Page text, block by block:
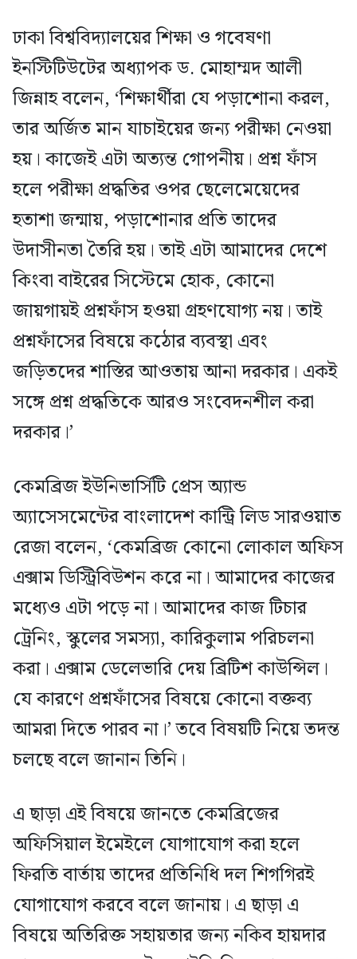
ঢাকা বিশ্ববিদ্যালয়ের শিক্ষা ও গবেষণা
ইনস্টিটিউটের অধ্যাপক ড. মোহাম্মদ আলী
জিন্নাহ বলেন, ‘শিক্ষার্থীরা যে পড়াশোনা করল,
তার অর্জিত মান যাচাইয়ের জন্য পরীক্ষা নেওয়া
হয়। কাজেই এটা অত্যন্ত গোপনীয়। প্রশ্ন ফাঁস
হলে পরীক্ষা প্রদ্ধতির ওপর ছেলেমেয়েদের
হতাশা জন্মায়, পড়াশোনার প্রতি তাদের
উদাসীনতা তৈরি হয়। তাই এটা আমাদের দেশে
কিংবা বাইরের সিস্টেমে হোক, কোনো
জায়গায়ই প্রশ্নফাঁস হওয়া গ্রহণযোগ্য নয়। তাই
প্রশ্নফাঁসের বিষয়ে কঠোর ব্যবস্থা এবং
জড়িতদের শাস্তির আওতায় আনা দরকার। একই
সঙ্গে প্রশ্ন প্রদ্ধতিকে আরও সংবেদনশীল করা
দরকার।’
কেমব্রিজ ইউনিভার্সিটি প্রেস অ্যান্ড
অ্যাসেসমেন্টের বাংলাদেশ কান্ট্রি লিড সারওয়াত
রেজা বলেন, ‘কেমব্রিজ কোনো লোকাল অফিস
এক্সাম ডিস্ট্রিবিউশন করে না। আমাদের কাজের
মধ্যেও এটা পড়ে না। আমাদের কাজ টিচার
ট্রেনিং, স্কুলের সমস্যা, কারিকুলাম পরিচলনা
করা। এক্সাম ডেলেভারি দেয় ব্রিটিশ কাউন্সিল।
যে কারণে প্রশ্নফাঁসের বিষয়ে কোনো বক্তব্য
আমরা দিতে পারব না।’ তবে বিষয়টি নিয়ে তদন্ত
চলছে বলে জানান তিনি।
এ ছাড়া এই বিষয়ে জানতে কেমব্রিজের
অফিসিয়াল ইমেইলে যোগাযোগ করা হলে
ফিরতি বার্তায় তাদের প্রতিনিধি দল শিগগিরই
যোগাযোগ করবে বলে জানায়। এ ছাড়া এ
বিষয়ে অতিরিক্ত সহায়তার জন্য নকিব হায়দার